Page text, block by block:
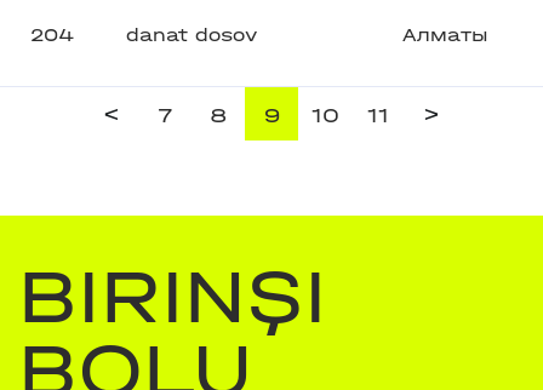
204 danat dosov Алматы
< 7 8 9 10 11 >
BIRINŞI
BOLU